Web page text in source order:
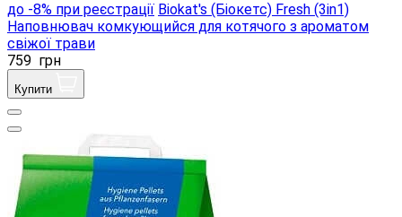
до -8% при реєстрації Biokat's (Біокетс) Fresh (3in1)
Наповнювач комкующийся для котячого з ароматом
свіжої трави
759 грн
Купити